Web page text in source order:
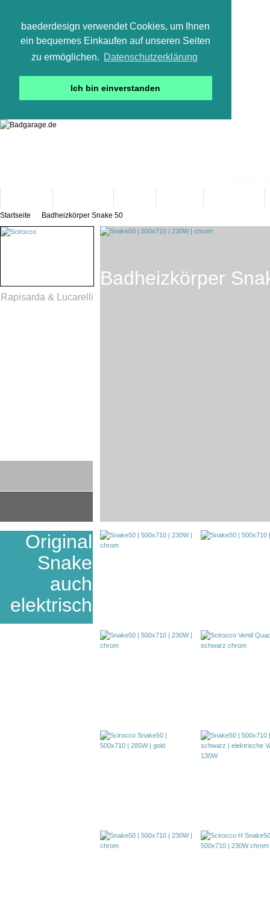
baederdesign verwendet Cookies, um Ihnen
ein bequemes Einkaufen auf unseren Seiten
zu ermöglichen. Datenschutzerklärung
Ich bin einverstanden
Startseite Badheizkörper Snake 50
Rapisarda & Lucarelli
Original
Snake
auch
elektrisch
Badheizkörper